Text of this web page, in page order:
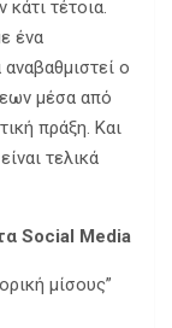
κάτι τέτοια.
ένα
ο
μέσα από
πράξη. Και
τελικά
Social Media
μίσους”